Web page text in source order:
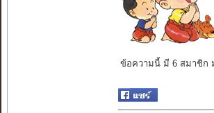
ข้อความนี้ มี 6 สมาชิก